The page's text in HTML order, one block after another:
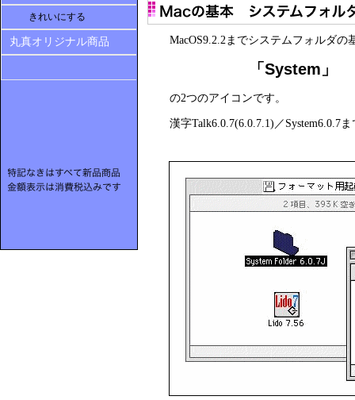
きれいにする
丸真オリジナル商品 MacOS9.2.2までシステムフォルダの
「System
の2つのアイコンです。
漢字Talk6.0.7(6.0.7.1) ／System6.0.7